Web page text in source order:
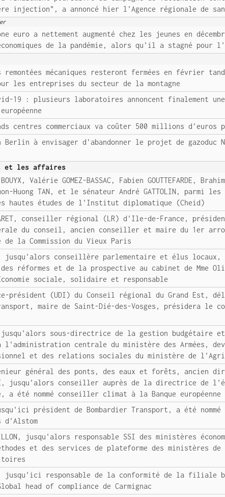
injection", a annoncé hier l'Agence régionale de
euro a nettement augmenté chez les jeunes en
de la pandémie, alors qu'il a stagné pour
mécaniques resteront fermées en février
les entreprises du secteur de la montagne
19 : plusieurs laboratoires annoncent finalement
centres commerciaux va coûter 500 millions
à envisager d'abandonner le projet de gazoduc
et les affaires
Valérie GOMEZ-BASSAC, Fabien GOUTTEFARDE, Brahim
Huong TAN, et le sénateur André GATTOLIN, parmi
hautes études de l'Institut diplomatique (Cheid)
conseiller régional (LR) d'Ile-de-France,
du conseil, ancien conseiller et maire du 1er
la Commission du Vieux Paris
jusqu'alors conseillère parlementaire et élus
réformes et de la prospective au cabinet de Mme
sociale, solidaire et responsable
président (UDI) du Conseil régional du Grand Est,
maire de Saint-Dié-des-Vosges, présidera le
jusqu'alors sous-directrice de la gestion budgétaire
l'administration centrale du ministère des Armées,
et des relations sociales du ministère de
général des ponts, des eaux et forêts, ancien
jusqu'alors conseiller auprès de la directrice de
a été nommé conseiller climat à la Banque européenne
président de Bombardier Transport, a été
d'Alstom
jusqu'alors responsable SSI des ministères
et des services de plateforme des ministères
jusqu'ici responsable de la conformité de la filiale
head of compliance de Carmignac